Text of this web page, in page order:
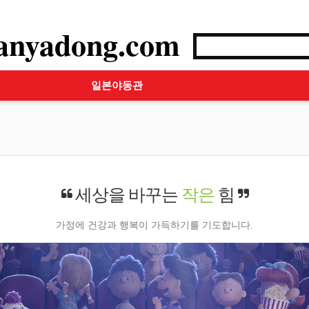
일본야동관
세상을 바꾸는 작은 힘
가정에 건강과 행복이 가득하기를 기도합니다.